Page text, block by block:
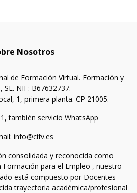
Nosotros
de Formación Virtual. Formación y
SL. NIF: B67632737.
1, primera planta. CP 21005.
también servicio WhatsApp
info@cifv.es
consolidada y reconocida como
Formación para el Empleo , nuestro
está compuesto por Docentes
trayectoria académica/profesional